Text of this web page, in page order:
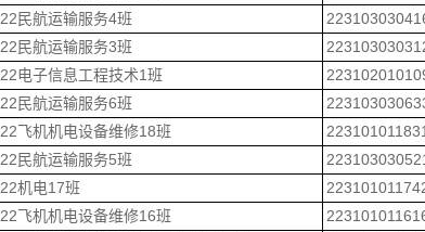
22民航运输服务4班
22民航运输服务3班
22电子信息工程技术1班
22民航运输服务6班
22飞机机电设备维修18班
223101011831
22民航运输服务5班
22机电17班
22飞机机电设备维修16班